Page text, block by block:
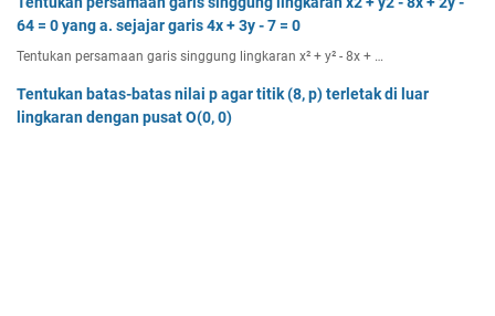
64 = 0 yang a. sejajar garis 4x + 3y - 7 = 0
Tentukan persamaan garis singgung lingkaran x² + y² - 8x + …
Tentukan batas-batas nilai p agar titik (8, p) terletak di luar
lingkaran dengan pusat O(0, 0)